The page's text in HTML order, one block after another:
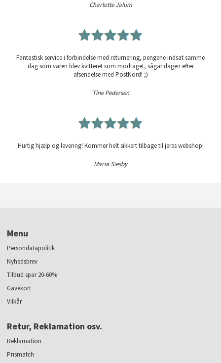
Charlotte Jalum
Fantastisk service i forbindelse med returnering, pengene indsat samme
dag som varen blev kvitteret som modtaget, sågar dagen efter
afsendelse med PostNord! ;)
Tine Pedersen
Hurtig hjælp og levering! Kommer helt sikkert tilbage til jeres webshop!
Maria Siesby
Menu
Persondatapolitik
Nyhedsbrev
Tilbud spar 20-60%
Gavekort
Vilkår
Retur, Reklamation osv.
Reklamation
Prismatch